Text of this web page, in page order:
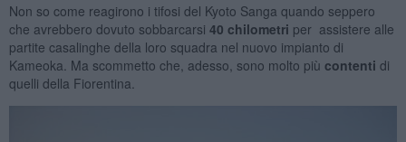
Non so come reagirono i tifosi del Kyoto Sanga quando seppero
che avrebbero dovuto sobbarcarsi 40 chilometri per assistere alle
partite casalinghe della loro squadra nel nuovo impianto di
Kameoka. Ma scommetto che, adesso, sono molto più contenti di
quelli della Fiorentina.